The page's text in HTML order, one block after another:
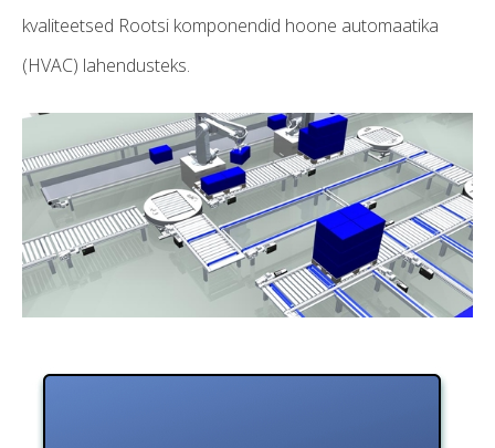
kvaliteetsed Rootsi komponendid hoone automaatika
(HVAC) lahendusteks.